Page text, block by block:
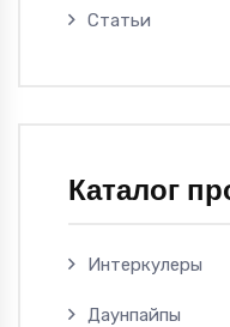
Статьи
Каталог
Интеркулеры
Даунпайпы